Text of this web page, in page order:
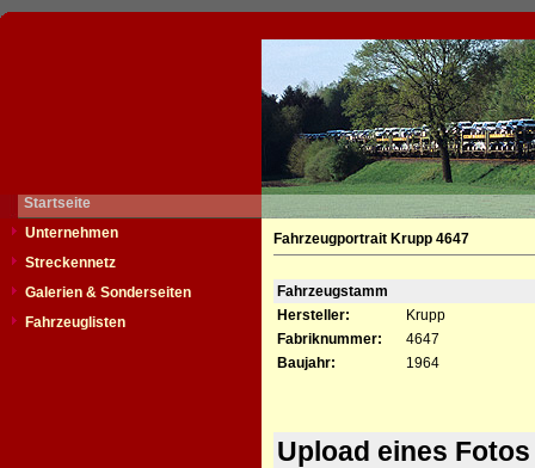
Startseite
Unternehmen
Streckennetz
Galerien & Sonderseiten
Fahrzeuglisten
Fahrzeugportrait Krupp 4647
Fahrzeugstamm
Hersteller:
Krupp
Fabriknummer:
4647
Baujahr:
1964
Upload eines